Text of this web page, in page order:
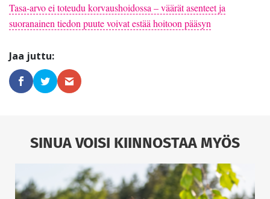
Tasa-arvo ei toteudu korvaushoidossa – väärät asenteet ja
suoranainen tiedon puute voivat estää hoitoon pääsyn
SINUA VOISI KIINNOSTAA MYÖS